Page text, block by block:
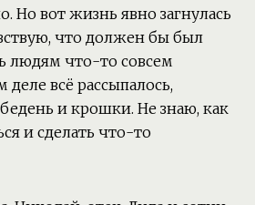
Но вот жизнь явно загнулась
что должен бы был
людям что-то совсем
всё рассыпалось,
и крошки. Не знаю, как
и сделать что-то